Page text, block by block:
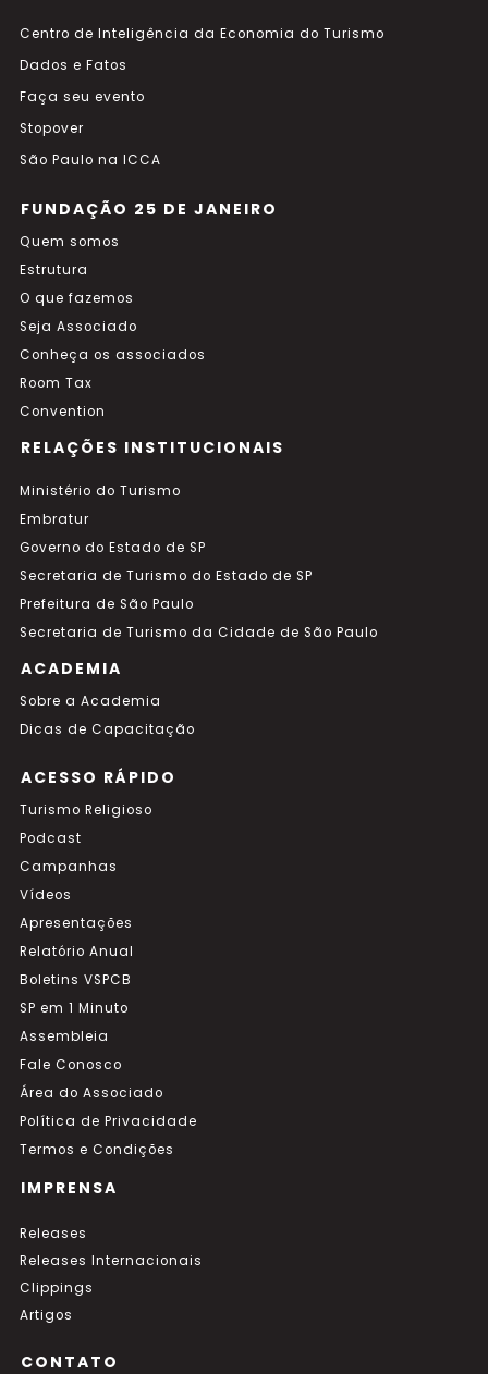
Centro de Inteligência da Economia do Turismo
Dados e Fatos
Faça seu evento
Stopover
São Paulo na ICCA
FUNDAÇÃO 25 DE JANEIRO
Quem somos
Estrutura
O que fazemos
Seja Associado
Conheça os associados
Room Tax
Convention
RELAÇÕES INSTITUCIONAIS
Ministério do Turismo
Embratur
Governo do Estado de SP
Secretaria de Turismo do Estado de SP
Prefeitura de São Paulo
Secretaria de Turismo da Cidade de São Paulo
ACADEMIA
Sobre a Academia
Dicas de Capacitação
ACESSO RÁPIDO
Turismo Religioso
Podcast
Campanhas
Vídeos
Apresentações
Relatório Anual
Boletins VSPCB
SP em 1 Minuto
Assembleia
Fale Conosco
Área do Associado
Política de Privacidade
Termos e Condições
IMPRENSA
Releases
Releases Internacionais
Clippings
Artigos
CONTATO